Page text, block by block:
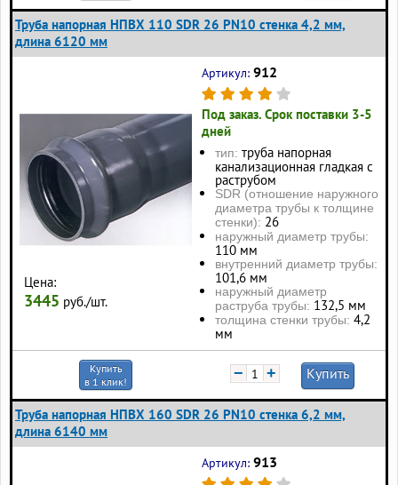
Труба напорная НПВХ 110 SDR 26 PN10 стенка 4,2 мм,
длина 6120 мм
Цена:
3445 руб./шт.
Артикул: 912
Под заказ. Срок поставки 3-5
дней
тип: труба напорная
канализационная гладкая с
раструбом
SDR (отношение наружного
диаметра трубы к толщине
стенки): 26
наружный диаметр трубы:
110 мм
внутренний диаметр трубы:
101,6 мм
наружный диаметр
раструба трубы: 132,5 мм
толщина стенки трубы: 4,2
мм
Купить
в 1 клик!
− + Купить
Труба напорная НПВХ 160 SDR 26 PN10 стенка 6,2 мм,
длина 6140 мм
Артикул: 913